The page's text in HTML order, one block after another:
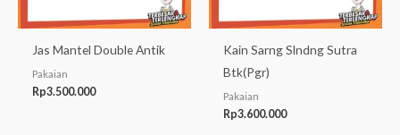
Jas Mantel Double Antik
Pakaian
Rp3.500.000
Kain Sarng Slndng Sutra
Btk(Pgr)
Pakaian
Rp3.600.000